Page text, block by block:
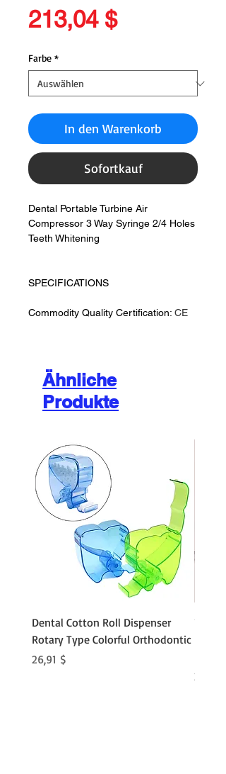
213,04 $Preis
Farbe *
In den Warenkorb
Sofortkauf
Dental Portable Turbine Air
Compressor 3 Way Syringe 2/4 Holes
Teeth Whitening
SPECIFICATIONS
Commodity Quality Certification: CE
Ähnliche
Produkte
Dental Cotton Roll Dispenser
Rotary Type Colorful Orthodontic
Preis
26,91 $
Preis
21,86 $